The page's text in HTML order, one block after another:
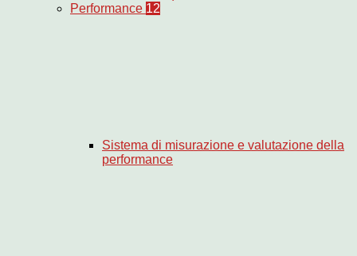
Performance 12
Sistema di misurazione e valutazione della
performance